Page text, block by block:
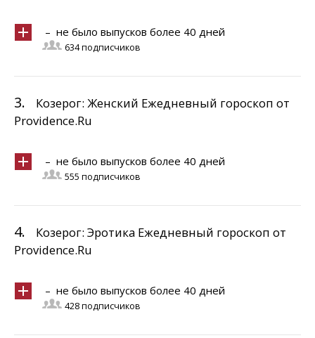
– не было выпусков более 40 дней
634 подписчиков
3.
Козерог: Женский Ежедневный гороскоп от
Providence.Ru
– не было выпусков более 40 дней
555 подписчиков
4.
Козерог: Эротика Ежедневный гороскоп от
Providence.Ru
– не было выпусков более 40 дней
428 подписчиков